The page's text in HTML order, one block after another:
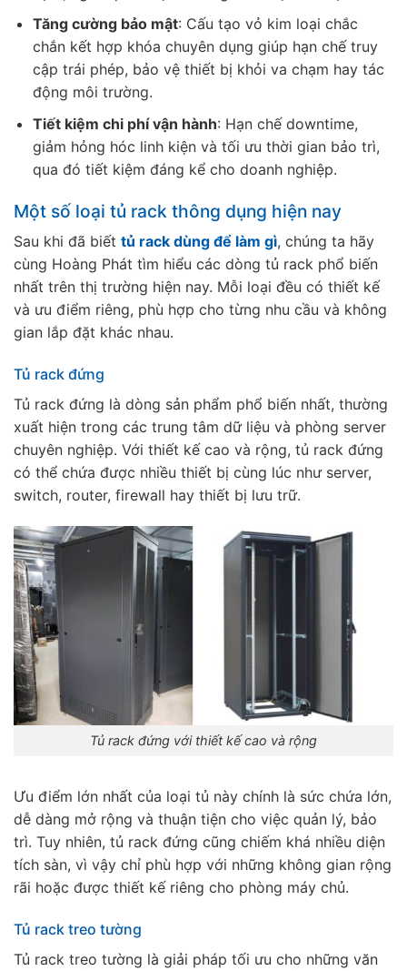
Tăng cường bảo mật: Cấu tạo vỏ kim loại chắc
chắn kết hợp khóa chuyên dụng giúp hạn chế truy
cập trái phép, bảo vệ thiết bị khỏi va chạm hay tác
động môi trường.
Tiết kiệm chi phí vận hành: Hạn chế downtime,
giảm hỏng hóc linh kiện và tối ưu thời gian bảo trì,
qua đó tiết kiệm đáng kể cho doanh nghiệp.
Một số loại tủ rack thông dụng hiện nay
Sau khi đã biết tủ rack dùng để làm gì, chúng ta hãy
cùng Hoàng Phát tìm hiểu các dòng tủ rack phổ biến
nhất trên thị trường hiện nay. Mỗi loại đều có thiết kế
và ưu điểm riêng, phù hợp cho từng nhu cầu và không
gian lắp đặt khác nhau.
Tủ rack đứng
Tủ rack đứng là dòng sản phẩm phổ biến nhất, thường
xuất hiện trong các trung tâm dữ liệu và phòng server
chuyên nghiệp. Với thiết kế cao và rộng, tủ rack đứng
có thể chứa được nhiều thiết bị cùng lúc như server,
switch, router, firewall hay thiết bị lưu trữ.
Tủ rack đứng với thiết kế cao và rộng
Ưu điểm lớn nhất của loại tủ này chính là sức chứa lớn,
dễ dàng mở rộng và thuận tiện cho việc quản lý, bảo
trì. Tuy nhiên, tủ rack đứng cũng chiếm khá nhiều diện
tích sàn, vì vậy chỉ phù hợp với những không gian rộng
rãi hoặc được thiết kế riêng cho phòng máy chủ.
Tủ rack treo tường
Tủ rack treo tường là giải pháp tối ưu cho những văn